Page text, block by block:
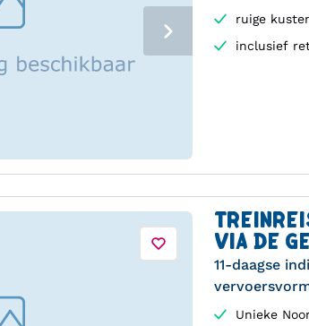
ruige
inclusief
VIA DE
11-daagse
Unieke